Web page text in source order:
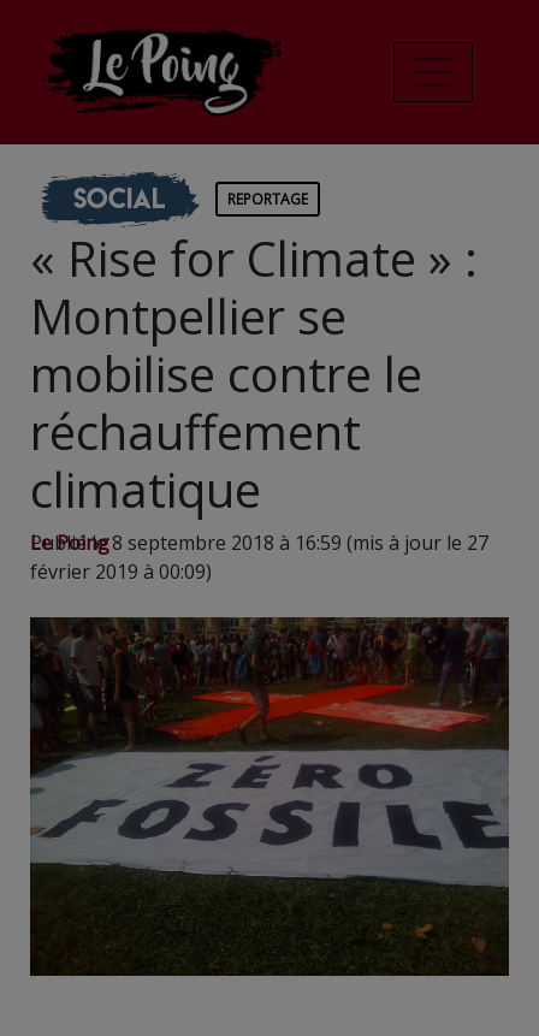
Social REPORTAGE
« Rise for Climate » :
Montpellier se
mobilise contre le
réchauffement
climatique
Le Poing
Publié le 8 septembre 2018 à 16:59 (mis à jour le 27
février 2019 à 00:09)